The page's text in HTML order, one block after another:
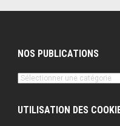
NOS PUBLICATIONS
Nos
UTILISATION DES